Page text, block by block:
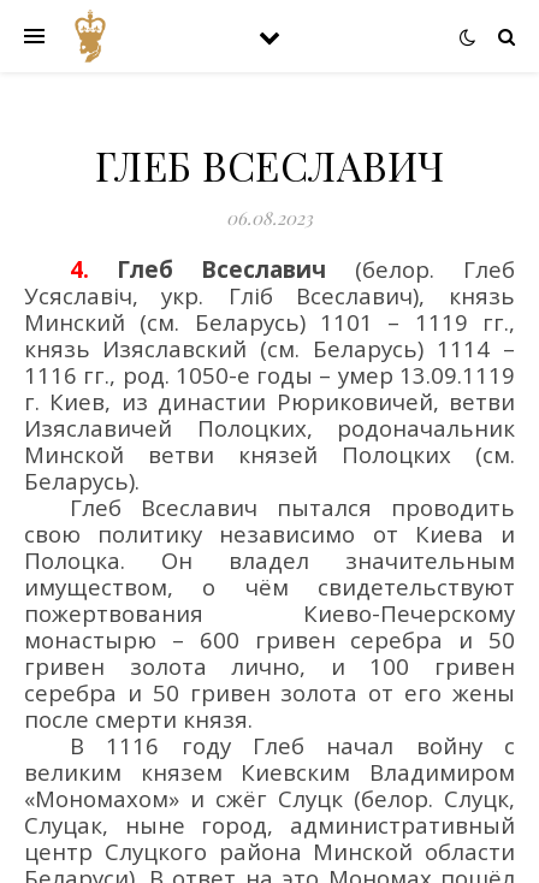
ГЛЕБ ВСЕСЛАВИЧ
06.08.2023
4. Глеб Всеславич (белор. Глеб
Усяславіч, укр. Гліб Всеславич), князь
Минский (см. Беларусь) 1101 – 1119 гг.,
князь Изяславский (см. Беларусь) 1114 –
1116 гг., род. 1050-е годы – умер 13.09.1119
г. Киев, из династии Рюриковичей, ветви
Изяславичей Полоцких, родоначальник
Минской ветви князей Полоцких (см.
Беларусь).
Глеб Всеславич пытался проводить
свою политику независимо от Киева и
Полоцка. Он владел значительным
имуществом, о чём свидетельствуют
пожертвования Киево-Печерскому
монастырю – 600 гривен серебра и 50
гривен золота лично, и 100 гривен
серебра и 50 гривен золота от его жены
после смерти князя.
В 1116 году Глеб начал войну с
великим князем Киевским Владимиром
«Мономахом» и сжёг Слуцк (белор. Слуцк,
Слуцак, ныне город, административный
центр Слуцкого района Минской области